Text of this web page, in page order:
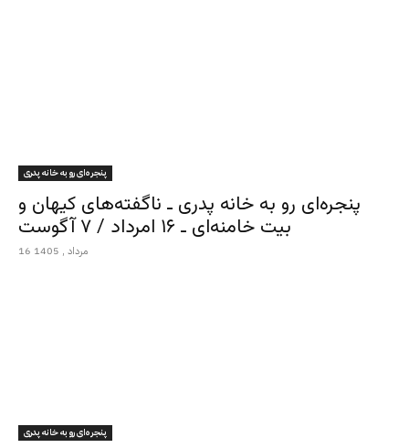
پنجره‌ای رو به خانه پدری
پنجره‌ای رو به خانه پدری ـ ناگفته‌های کیهان و
بیت خامنه‌ای ـ ۱۶ امرداد / ۷ آگوست
16 مرداد , 1405
پنجره‌ای رو به خانه پدری